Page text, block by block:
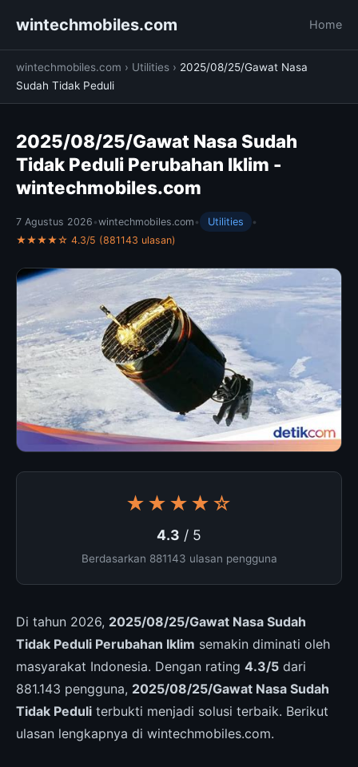
wintechmobiles.com Home
wintechmobiles.com › Utilities › 2025/08/25/Gawat Nasa
Sudah Tidak Peduli
2025/08/25/Gawat Nasa Sudah
Tidak Peduli Perubahan Iklim -
wintechmobiles.com
7 Agustus 2026 •wintechmobiles.com • Utilities
•
★★★★☆ 4.3/5 (881143 ulasan)
★★★★☆
4.3 / 5
Berdasarkan 881143 ulasan pengguna
Di tahun 2026, 2025/08/25/Gawat Nasa Sudah
Tidak Peduli Perubahan Iklim semakin diminati oleh
masyarakat Indonesia. Dengan rating 4.3/5 dari
881.143 pengguna, 2025/08/25/Gawat Nasa Sudah
Tidak Peduli terbukti menjadi solusi terbaik. Berikut
ulasan lengkapnya di wintechmobiles.com.